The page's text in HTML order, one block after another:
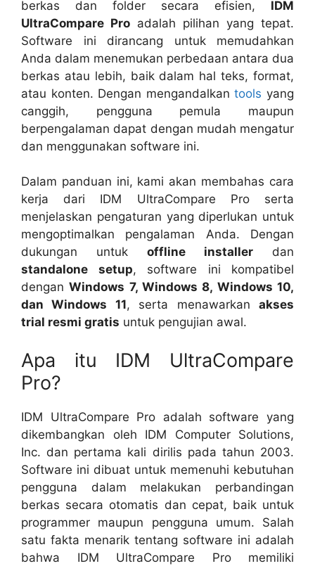
berkas dan folder secara efisien, IDM
UltraCompare Pro adalah pilihan yang tepat.
Software ini dirancang untuk memudahkan
Anda dalam menemukan perbedaan antara dua
berkas atau lebih, baik dalam hal teks, format,
atau konten. Dengan mengandalkantools yang
canggih, pengguna pemula maupun
berpengalaman dapat dengan mudah mengatur
dan menggunakan software ini.
Dalam panduan ini, kami akan membahas cara
kerja dari IDM UltraCompare Pro serta
menjelaskan pengaturan yang diperlukan untuk
mengoptimalkan pengalaman Anda. Dengan
dukungan untuk offline installer dan
standalone setup, software ini kompatibel
denganWindows 7, Windows 8, Windows 10,
dan Windows 11, serta menawarkanakses
trial resmi gratis untuk pengujian awal.
Apa itu IDM UltraCompare
Pro?
IDM UltraCompare Pro adalah software yang
dikembangkan oleh IDM Computer Solutions,
Inc. dan pertama kali dirilis pada tahun 2003.
Software ini dibuat untuk memenuhi kebutuhan
pengguna dalam melakukan perbandingan
berkas secara otomatis dan cepat, baik untuk
programmer maupun pengguna umum. Salah
satu fakta menarik tentang software ini adalah
bahwa IDM UltraCompare Pro memiliki